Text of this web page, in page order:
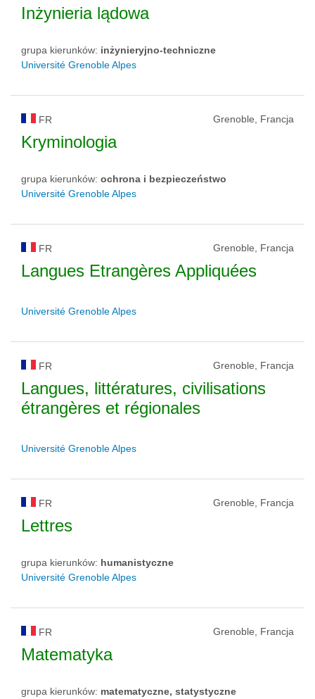
Inżynieria lądowa
grupa kierunków: inżynieryjno-techniczne
Université Grenoble Alpes
FR Grenoble, Francja
Kryminologia
grupa kierunków: ochrona i bezpieczeństwo
Université Grenoble Alpes
FR Grenoble, Francja
Langues Etrangères Appliquées
Université Grenoble Alpes
FR Grenoble, Francja
Langues, littératures, civilisations
étrangères et régionales
Université Grenoble Alpes
FR Grenoble, Francja
Lettres
grupa kierunków: humanistyczne
Université Grenoble Alpes
FR Grenoble, Francja
Matematyka
grupa kierunków: matematyczne, statystyczne